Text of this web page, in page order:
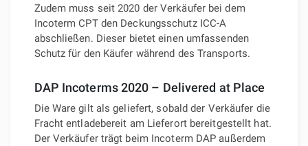
Zudem muss seit 2020 der Verkäufer bei dem
Incoterm CPT den Deckungsschutz ICC-A
abschließen. Dieser bietet einen umfassenden
Schutz für den Käufer während des Transports.
DAP Incoterms 2020 – Delivered at Place
Die Ware gilt als geliefert, sobald der Verkäufer die
Fracht entladebereit am Lieferort bereitgestellt hat.
Der Verkäufer trägt beim Incoterm DAP außerdem